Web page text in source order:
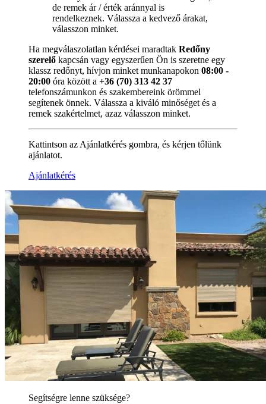
de remek ár / érték aránnyal is
rendelkeznek. Válassza a kedvező árakat,
válasszon minket.
Ha megválaszolatlan kérdései maradtak Redőny
szerelő kapcsán vagy egyszerűen Ön is szeretne egy
klassz redőnyt, hívjon minket munkanapokon 08:00 -
20:00 óra között a +36 (70) 313 42 37
telefonszámunkon és szakembereink örömmel
segítenek önnek. Válassza a kiváló minőséget és a
remek szakértelmet, azaz válasszon minket.
Kattintson az Ajánlatkérés gombra, és kérjen tőlünk
ajánlatot.
Ajánlatkérés
Segítségre lenne szüksége?